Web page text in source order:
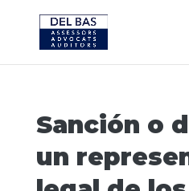
Sanción o
un